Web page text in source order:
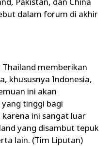
dalam forum di akhir
memberikan
khususnya Indonesia,
ini akan
tinggi bagi
ini sangat luar
yang disambut tepuk
lain. (Tim Liputan)